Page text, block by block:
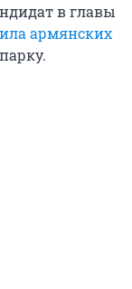
в главы
армянских